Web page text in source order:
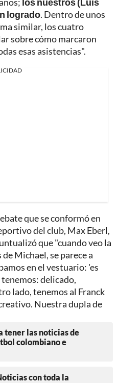
logrado. Dentro de unos
similar, los cuatro
sobre cómo marcaron
esas asistencias".
que se conformó en
del club, Max Eberl,
que "cuando veo la
Michael, se parece a
en el vestuario: 'es
delicado,
lado, tenemos al Franck
Nuestra dupla de
tener las noticias de
colombiano e
con toda la